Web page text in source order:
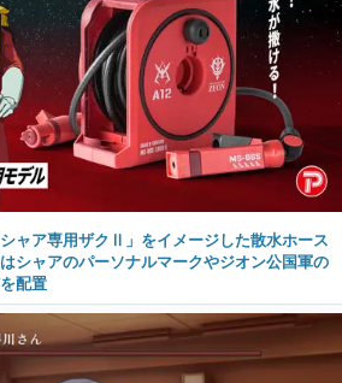
シャア専用ザクⅡ」をイメージした散水ホース
シャアのパーソナルマークやジオン公国軍の
配置